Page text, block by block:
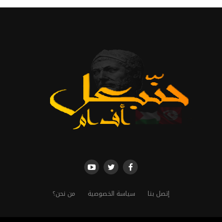
إتصل بنا سياسة الخصوصية من نحن؟